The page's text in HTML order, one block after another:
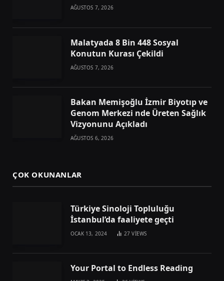
AĞUSTOS 7, 2026
Malatyada 8 Bin 448 Sosyal
Konutun Kurası Çekildi
AĞUSTOS 7, 2026
Bakan Memişoğlu İzmir Biyotıp ve
Genom Merkezi nde Üreten Sağlık
Vizyonunu Açıkladı
AĞUSTOS 6, 2026
ÇOK OKUNANLAR
Türkiye Sinoloji Topluluğu
İstanbul’da faaliyete geçti
OCAK 13, 2024 27VIEWS
Your Portal to Endless Reading